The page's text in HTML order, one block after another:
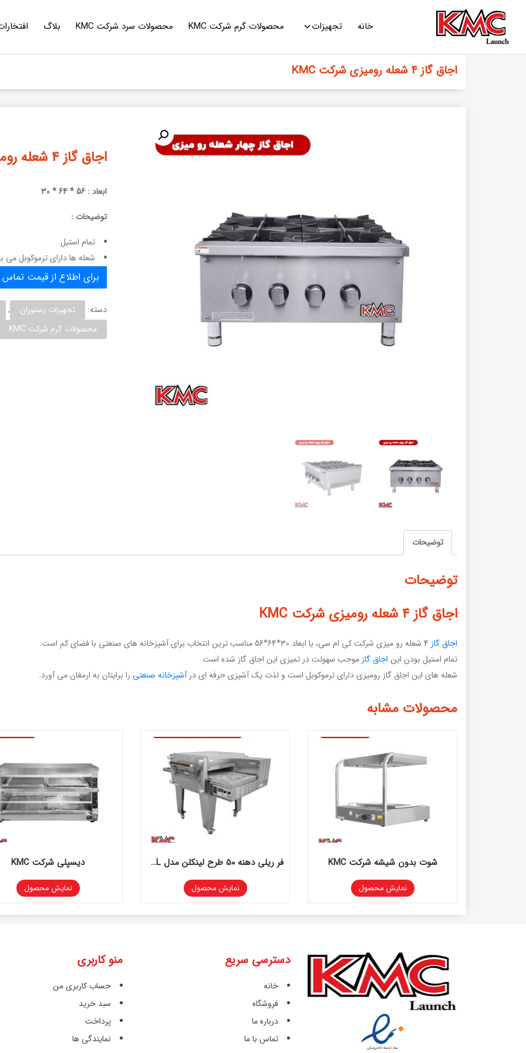
خانه تجهیزات محصولات گرم شرکت KMC محصولات سرد شرکت KMC بلاگ
اجاق گاز ۴ شعله روميزی شرکت KMC
اجاق گاز ۴ شعله روميزی شرکت KMC
ابعاد : 56 * 64 * 30
توضيحات :
تمام استيل
شعله ها دارای ترموکوبل می
برای اطلاع از قیمت تماس
دسته: تجهیزات رستوران ,
محصولات گرم شرکت KMC
توضیحات
توضیحات
اجاق گاز ۴ شعله روميزی شرکت KMC
اجاق گاز
تمام استیل بودن این اجاق گاز موجب سهولت در تمیزی این اجاق گاز شده است.
شعله های این اجاق گاز رومیزی دارای ترموکوبل است و لذت یک آشپزی حرفه ای درآشپزخانه صنعتی را برایتان به ارمغان می آورد.
محصولات مشابه
شوت بدون شیشه شرکت KMC
نمایش محصول
فر ريلی دهنه ۵٠ طرح لينکلن مدل ١٠۴۴FL شرکت KMC
نمایش محصول
دیسپلی شرکت KMC
نمایش محصول
دسترسی سریع
خانه
فروشگاه
درباره ما
تماس با ما
منو کاربری
حساب کاربری من
سبد خرید
پرداخت
نمایندگی ها